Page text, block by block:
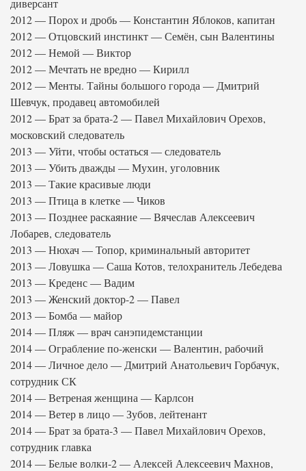
диверсант
2012 — Порох и дробь — Константин Яблоков, капитан
2012 — Отцовский инстинкт — Семён, сын Валентины
2012 — Немой — Виктор
2012 — Мечтать не вредно — Кирилл
2012 — Менты. Тайны большого города — Дмитрий
Шевчук, продавец автомобилей
2012 — Брат за брата-2 — Павел Михайлович Орехов,
московский следователь
2013 — Уйти, чтобы остаться — следователь
2013 — Убить дважды — Мухин, уголовник
2013 — Такие красивые люди
2013 — Птица в клетке — Чиков
2013 — Позднее раскаяние — Вячеслав Алексеевич
Лобарев, следователь
2013 — Нюхач — Топор, криминальный авторитет
2013 — Ловушка — Саша Котов, телохранитель Лебедева
2013 — Креденс — Вадим
2013 — Женский доктор-2 — Павел
2013 — Бомба — майор
2014 — Пляж — врач санэпидемстанции
2014 — Ограбление по-женски — Валентин, рабочий
2014 — Личное дело — Дмитрий Анатольевич Горбачук,
сотрудник СК
2014 — Ветреная женщина — Карлсон
2014 — Ветер в лицо — Зубов, лейтенант
2014 — Брат за брата-3 — Павел Михайлович Орехов,
сотрудник главка
2014 — Белые волки-2 — Алексей Алексеевич Махнов,